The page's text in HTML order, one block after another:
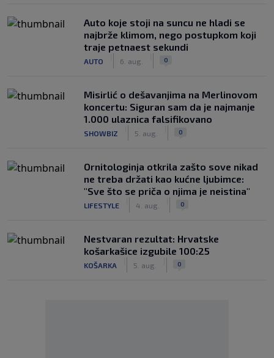
Auto koje stoji na suncu ne hladi se
najbrže klimom, nego postupkom koji
traje petnaest sekundi
AUTO 6. aug. 0
Misirlić o dešavanjima na Merlinovom
koncertu: Siguran sam da je najmanje
1.000 ulaznica falsifikovano
SHOWBIZ 5. aug. 0
Ornitologinja otkrila zašto sove nikad
ne treba držati kao kućne ljubimce:
"Sve što se priča o njima je neistina"
LIFESTYLE 4. aug. 0
Nestvaran rezultat: Hrvatske
košarkašice izgubile 100:25
KOŠARKA 5. aug. 0